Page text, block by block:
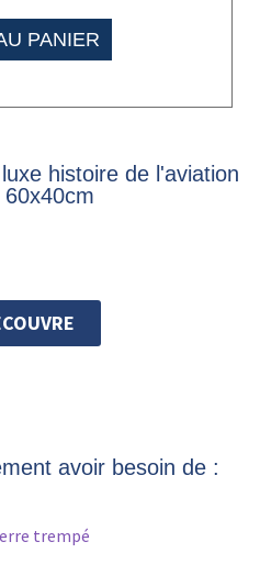
PANIER
histoire de l'aviation
avoir besoin de :